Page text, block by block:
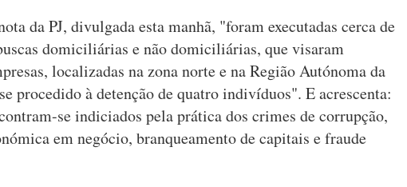
da PJ, divulgada esta manhã, "foram executadas cerca de
domiciliárias e não domiciliárias, que visaram
localizadas na zona norte e na Região Autónoma da
procedido à detenção de quatro indivíduos". E acrescenta:
se indiciados pela prática dos crimes de corrupção,
em negócio, branqueamento de capitais e fraude